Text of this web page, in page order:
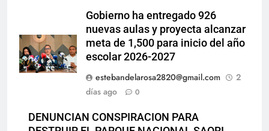
Gobierno ha entregado 926
nuevas aulas y proyecta alcanzar
meta de 1,500 para inicio del año
escolar 2026-2027
estebandelarosa2820@gmail.com
2
días ago
0
DENUNCIAN CONSPIRACION PARA